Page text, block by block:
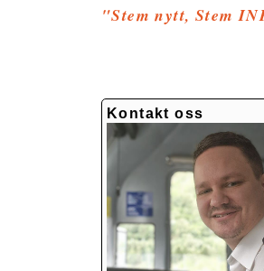
"Stem nytt, Stem
Kontakt oss